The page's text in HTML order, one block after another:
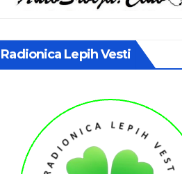
Radionica Lepih Vesti